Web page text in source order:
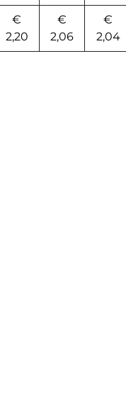
€
2,20
€
2,06
€
2,04